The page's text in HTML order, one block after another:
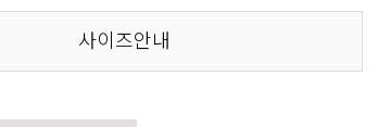
사이즈안내